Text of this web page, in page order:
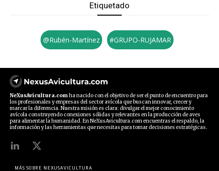
Etiquetado
@Rubén-Martínez #GRUPO-RUJAMAR
NeXusAvicultura.com ha nacido con el objetivo de ser el punto de encuentro para
los profesionales y empresas del sector avícola que buscan innovar, crecer y
marcar la diferencia. Nuestra misión es clara: divulgar el mejor conocimiento
avícola construyendo conexiones sólidas y relevantes en la producción de aves
para alimentar la humanidad. En NeXusAvicultura.com encuentras el respaldo, la
información y las herramientas que necesitas para tomar decisiones estratégicas.
MÁS SOBRE NEXUSAVICULTURA